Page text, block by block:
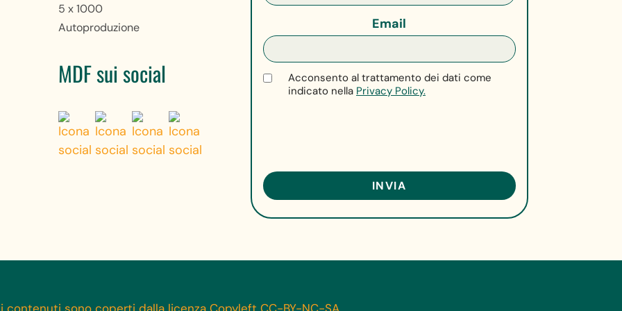
5 x 1000
Autoproduzione
MDF sui social
Email
Acconsento al trattamento dei dati come
indicato nella Privacy Policy.